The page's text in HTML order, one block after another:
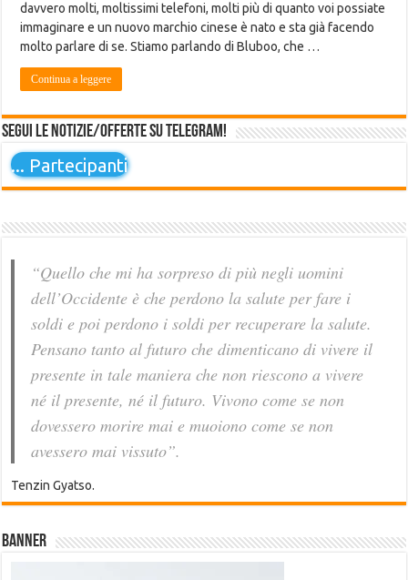
davvero molti, moltissimi telefoni, molti più di quanto voi possiate
immaginare e un nuovo marchio cinese è nato e sta già facendo
molto parlare di se. Stiamo parlando di Bluboo, che …
Continua a leggere
Segui le notizie/offerte su Telegram!
... Partecipanti
“Quello che mi ha sorpreso di più negli uomini
dell’Occidente è che perdono la salute per fare i
soldi e poi perdono i soldi per recuperare la salute.
Pensano tanto al futuro che dimenticano di vivere il
presente in tale maniera che non riescono a vivere
né il presente, né il futuro. Vivono come se non
dovessero morire mai e muoiono come se non
avessero mai vissuto”.
Tenzin Gyatso.
Banner